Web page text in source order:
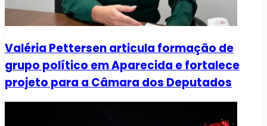
Valéria Pettersen articula formação de
grupo político em Aparecida e fortalece
projeto para a Câmara dos Deputados